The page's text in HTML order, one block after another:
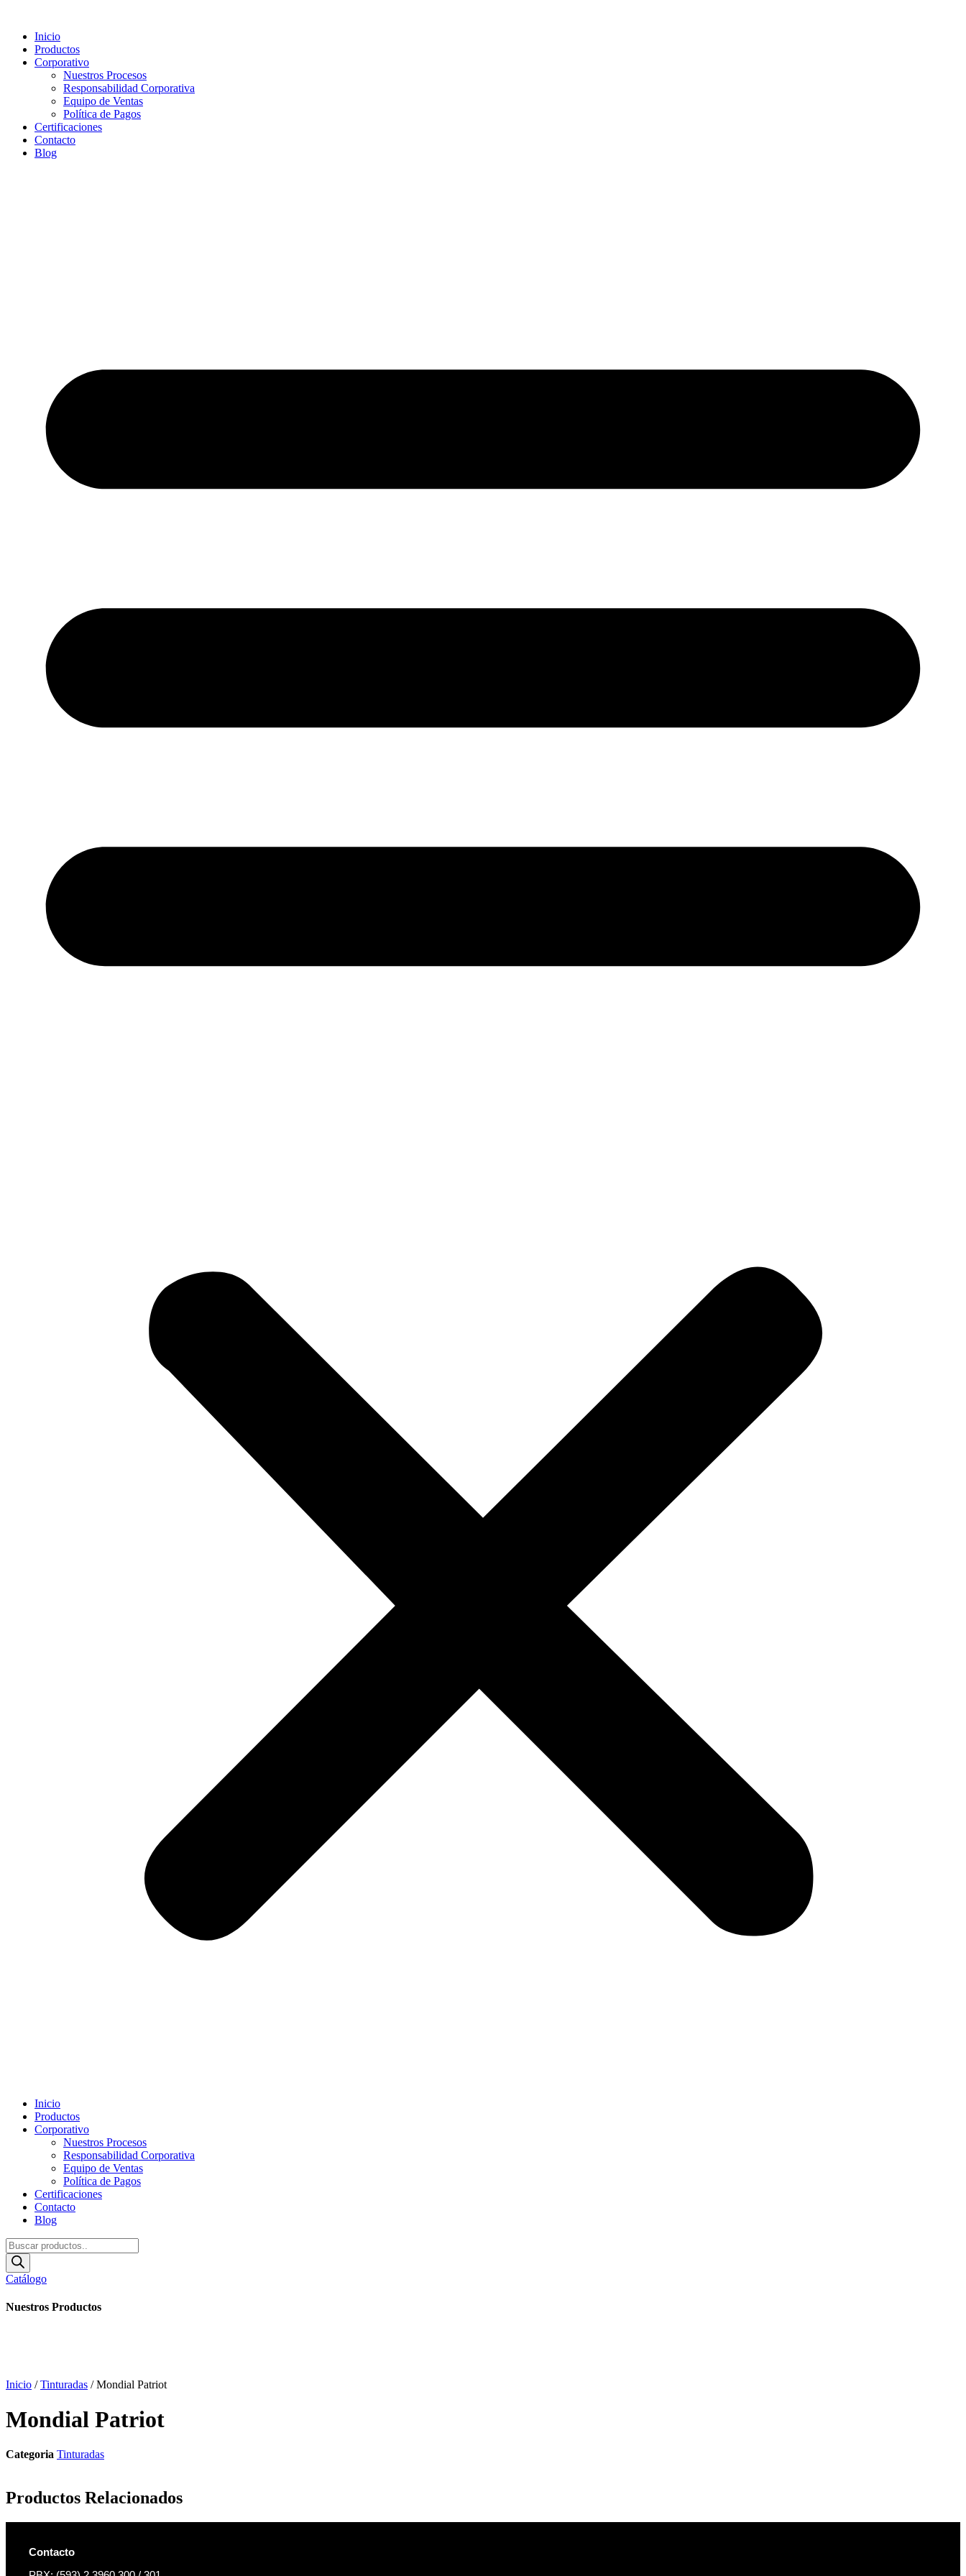
Inicio
Productos
Corporativo
Nuestros Procesos
Responsabilidad Corporativa
Equipo de Ventas
Política de Pagos
Certificaciones
Contacto
Blog
Inicio
Productos
Corporativo
Nuestros Procesos
Responsabilidad Corporativa
Equipo de Ventas
Política de Pagos
Certificaciones
Contacto
Blog
Búsqueda
de
productos
Catálogo
Nuestros Productos
Inicio /Tinturadas / Mondial Patriot
Mondial Patriot
Categoria Tinturadas
Productos Relacionados
Contacto